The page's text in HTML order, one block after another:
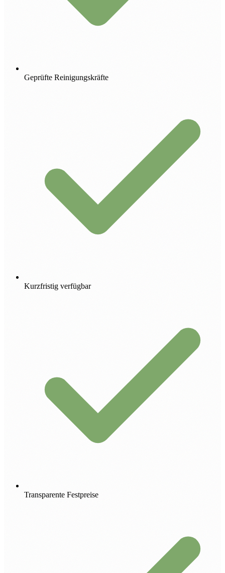
Geprüfte Reinigungskräfte
Kurzfristig verfügbar
Transparente Festpreise